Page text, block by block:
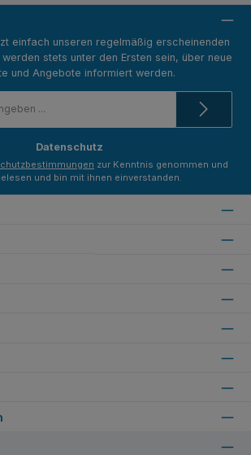
einfach unseren regelmäßig erscheinenden
stets unter den Ersten sein, über neue
und Angebote informiert werden.
Datenschutz
zur Kenntnis genommen und
und bin mit ihnen einverstanden.